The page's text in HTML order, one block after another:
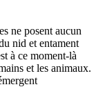
ne posent aucun
nid et entament
à ce moment-là
et les animaux.